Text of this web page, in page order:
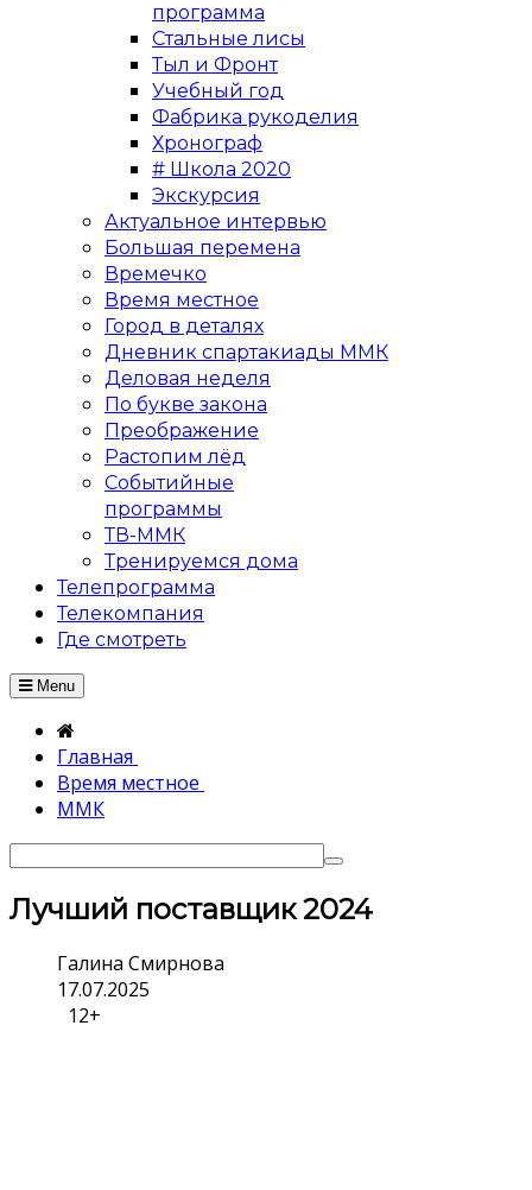
программа
Стальные лисы
Тыл и Фронт
Учебный год
Фабрика рукоделия
Хронограф
# Школа 2020
Экскурсия
Актуальное интервью
Большая перемена
Времечко
Время местное
Город в деталях
Дневник спартакиады ММК
Деловая неделя
По букве закона
Преображение
Растопим лёд
Событийные
программы
ТВ-ММК
Тренируемся дома
Телепрограмма
Телекомпания
Где смотреть
Menu
Главная
Время местное
ММК
Лучший поставщик 2024
Галина Смирнова
17.07.2025
12+